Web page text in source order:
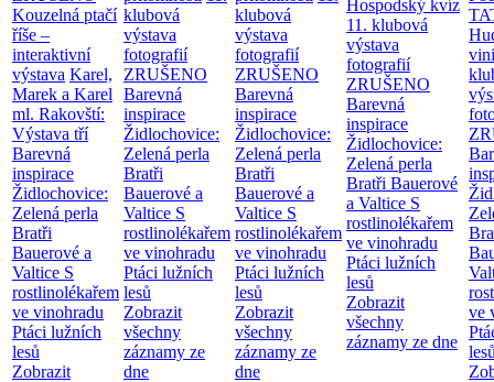
Kouzelná ptačí
říše –
interaktivní
výstava Karel,
Marek a Karel
ml. Rakovští:
Výstava tří
Barevná
inspirace
Židlochovice:
Zelená perla
Bratři
Bauerové a
Valtice S
rostlinolékařem
ve vinohradu
Ptáci lužních
lesů
Zobrazit
klubová
výstava
fotografií
ZRUŠENO
Barevná
inspirace
Židlochovice:
Zelená perla
Bratři
Bauerové a
Valtice S
rostlinolékařem
ve vinohradu
Ptáci lužních
lesů
Zobrazit
všechny
záznamy ze
dne
klubová
výstava
fotografií
ZRUŠENO
Barevná
inspirace
Židlochovice:
Zelená perla
Bratři
Bauerové a
Valtice S
rostlinolékařem
ve vinohradu
Ptáci lužních
lesů
Zobrazit
všechny
záznamy ze
dne
Hospodský kvíz
11. klubová
výstava
fotografií
ZRUŠENO
Barevná
inspirace
Židlochovice:
Zelená perla
Bratři Bauerové
a Valtice S
rostlinolékařem
ve vinohradu
Ptáci lužních
lesů
Zobrazit
všechny
záznamy ze dne
ve